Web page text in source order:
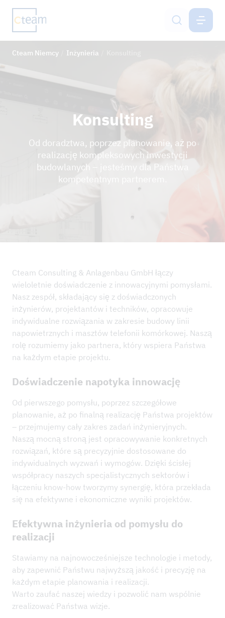
Budowa masztów telefonii komórkowej
Systemy ochrony gruntu
Inżynieria
Netzservice
ZRÓWNOWAŻONY ROZWÓJ I IMS
KONTAKT
DO POBRANIA
NIEMCY
Cteam Niemcy Inżynieria
Konsulting
Od doradztwa, poprzez planowanie, aż po
realizację kompleksowych inwestycji
budowlanych – jesteśmy dla Państwa
kompetentnym partnerem.
Cteam Consulting & Anlagenbau GmbH łączy
wieloletnie doświadczenie z innowacyjnymi pomysłami.
Nasz zespół, składający się z doświadczonych
inżynierów, projektantów i techników, opracowuje
indywidualne rozwiązania w zakresie budowy linii
napowietrznych i masztów telefonii komórkowej. Naszą
rolę rozumiemy jako partnera, który wspiera Państwa
na każdym etapie projektu.
Doświadczenie napotyka innowację
Od pierwszego pomysłu, poprzez szczegółowe
planowanie, aż po finalną realizację Państwa projektów
– przejmujemy cały zakres zadań inżynieryjnych.
Naszą mocną stroną jest opracowywanie konkretnych
rozwiązań, które są precyzyjnie dostosowane do
indywidualnych wyzwań i wymogów. Dzięki ścisłej
współpracy naszych specjalistycznych sektorów i
łączeniu know-how tworzymy synergię, która przekłada
się na efektywne i ekonomiczne wyniki projektów.
Efektywna inżynieria od pomysłu do
realizacji
Stawiamy na najnowocześniejsze technologie i metody,
aby zapewnić Państwu najwyższą jakość i precyzję na
każdym etapie planowania i realizacji.
Warto zaufać naszej wiedzy i pozwolić nam wspólnie
zrealizować Państwa wizje.